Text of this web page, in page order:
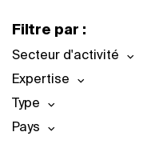
Filtre par :
Secteur d'activité
Expertise
Type
Pays